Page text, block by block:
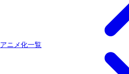
アニメ化一覧